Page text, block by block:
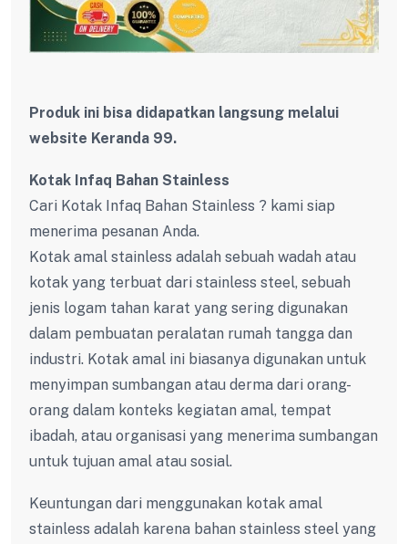
Produk ini bisa didapatkan langsung melalui
website Keranda 99.
Kotak Infaq Bahan Stainless
Cari Kotak Infaq Bahan Stainless ? kami siap
menerima pesanan Anda.
Kotak amal stainless adalah sebuah wadah atau
kotak yang terbuat dari stainless steel, sebuah
jenis logam tahan karat yang sering digunakan
dalam pembuatan peralatan rumah tangga dan
industri. Kotak amal ini biasanya digunakan untuk
menyimpan sumbangan atau derma dari orang-
orang dalam konteks kegiatan amal, tempat
ibadah, atau organisasi yang menerima sumbangan
untuk tujuan amal atau sosial.
Keuntungan dari menggunakan kotak amal
stainless adalah karena bahan stainless steel yang